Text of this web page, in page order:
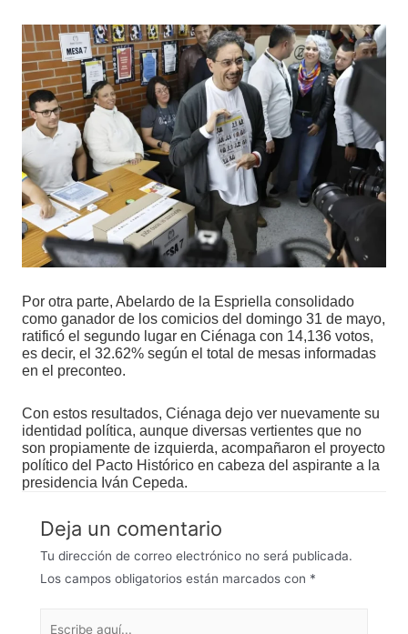
Por otra parte, Abelardo de la Espriella consolidado
como ganador de los comicios del domingo 31 de mayo,
ratificó el segundo lugar en Ciénaga con 14,136 votos,
es decir, el 32.62% según el total de mesas informadas
en el preconteo.
Con estos resultados, Ciénaga dejo ver nuevamente su
identidad política, aunque diversas vertientes que no
son propiamente de izquierda, acompañaron el proyecto
político del Pacto Histórico en cabeza del aspirante a la
presidencia Iván Cepeda.
Deja un comentario
Tu dirección de correo electrónico no será publicada.
Los campos obligatorios están marcados con *